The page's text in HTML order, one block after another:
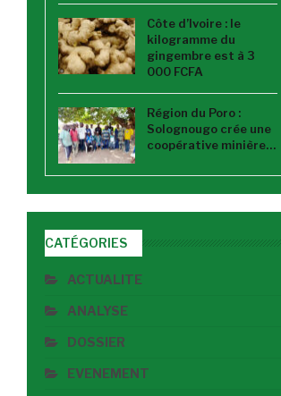
Côte d’Ivoire : le
kilogramme du
gingembre est à 3
000 FCFA
Région du Poro :
Solognougo crée une
coopérative minière…
CATÉGORIES
ACTUALITE
ANALYSE
DOSSIER
EVENEMENT